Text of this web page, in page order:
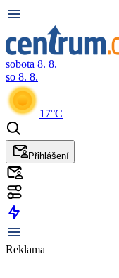
sobota 8. 8.
so 8. 8.
17°C
Přihlášení
Reklama